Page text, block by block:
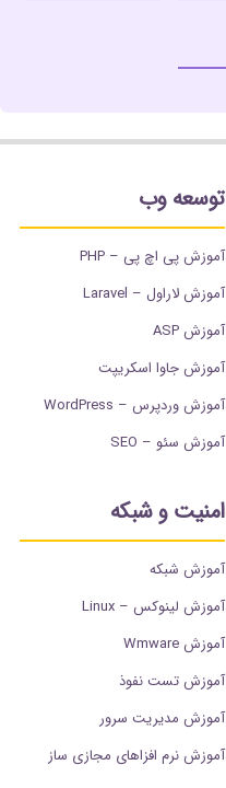
توسعه وب
آموزش پی اچ پی – PHP
آموزش لاراول – Laravel
آموزش ASP
آموزش جاوا اسکریپت
آموزش وردپرس – WordPress
آموزش سئو – SEO
امنیت و شبکه
آموزش شبکه
آموزش لینوکس – Linux
آموزش Wmware
آموزش تست نفوذ
آموزش مدیریت سرور
آموزش نرم افزاهای مجازی ساز